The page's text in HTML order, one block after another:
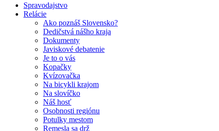
Spravodajstvo
Relácie
Ako poznáš Slovensko?
Dedičstvá nášho kraja
Dokumenty
Javiskové debatenie
Je to o vás
Kopačky
Kvízovačka
Na bicykli krajom
Na slovíčko
Náš hosť
Osobnosti regiónu
Potulky mestom
Remesla sa drž